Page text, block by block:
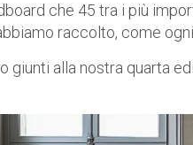
che 45 tra i più
raccolto, come ogni
giunti alla nostra quarta